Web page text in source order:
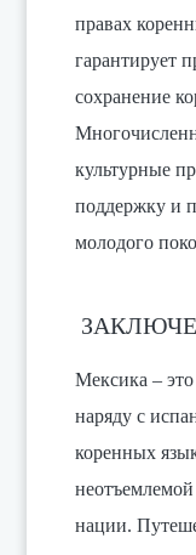
правах
гарантирует
сохранение
культурные
поддержку и
молодого
Мексика –
наряду с
коренных
неотъемлемой
нации.